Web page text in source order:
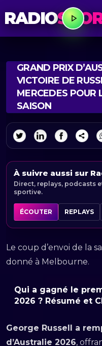
RADIO
GRAND PRIX
VICTOIRE DE
MERCEDES POUR
SAISON
À suivre aussi sur
Direct, replays, podcasts
sportive.
ÉCOUTER REPLAYS
Le coup d’envoi de la
donné à Melbourne.
Qui a gagné le
2026 ? Résumé et
George Russell a
d’Australie 2026,